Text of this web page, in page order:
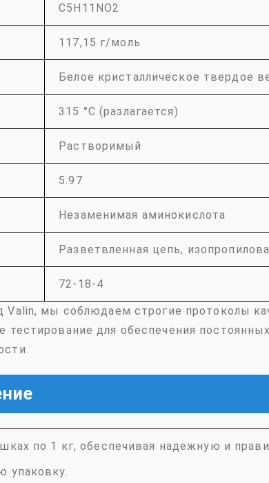
C5H11NO2
117,15 г/моль
Белое кристаллическое твердое
315 °C (разлагается)
Растворимый
5.97
Незаменимая аминокислота
Разветвленная цепь,
72-18-4
Valin, мы соблюдаем строгие протоколы
тестирование для обеспечения
по 1 кг, обеспечивая надежную и
упаковку.